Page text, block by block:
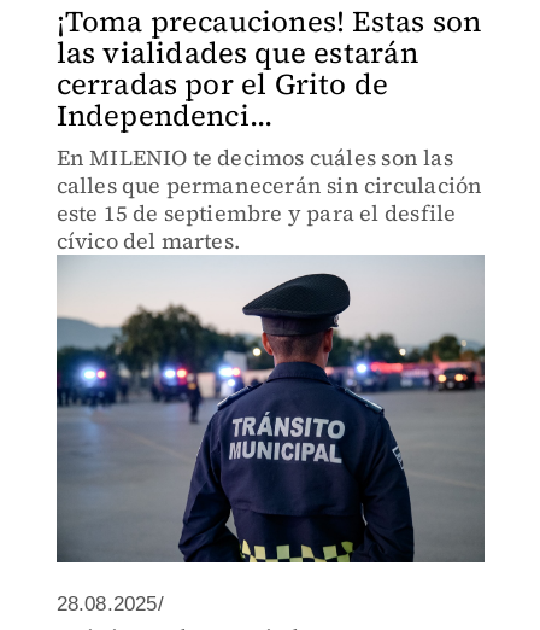
¡Toma precauciones! Estas son
las vialidades que estarán
cerradas por el Grito de
Independenci...
En MILENIO te decimos cuáles son las
calles que permanecerán sin circulación
este 15 de septiembre y para el desfile
cívico del martes.
28.08.2025/